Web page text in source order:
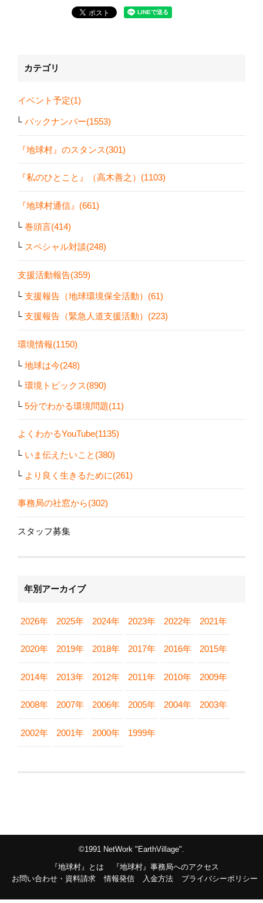
カテゴリ
イベント予定(1)
バックナンバー(1553)
『地球村』のスタンス(301)
『私のひとこと』（高木善之）(1103)
『地球村通信』(661)
巻頭言(414)
スペシャル対談(248)
支援活動報告(359)
支援報告（地球環境保全活動）(61)
支援報告（緊急人道支援活動）(223)
環境情報(1150)
地球は今(248)
環境トピックス(890)
5分でわかる環境問題(11)
よくわかるYouTube(1135)
いま伝えたいこと(380)
より良く生きるために(261)
事務局の社窓から(302)
スタッフ募集
年別アーカイブ
2026年 2025年 2024年 2023年 2022年 2021年
2020年 2019年 2018年 2017年 2016年 2015年
2014年 2013年 2012年 2011年 2010年 2009年
2008年 2007年 2006年 2005年 2004年 2003年
2002年 2001年 2000年 1999年
©1991 NetWork "EarthVillage".
『地球村』とは
『地球村』事務局へのアクセス
お問い合わせ・資料請求
情報発信 入金方法 プライバシーポリシー